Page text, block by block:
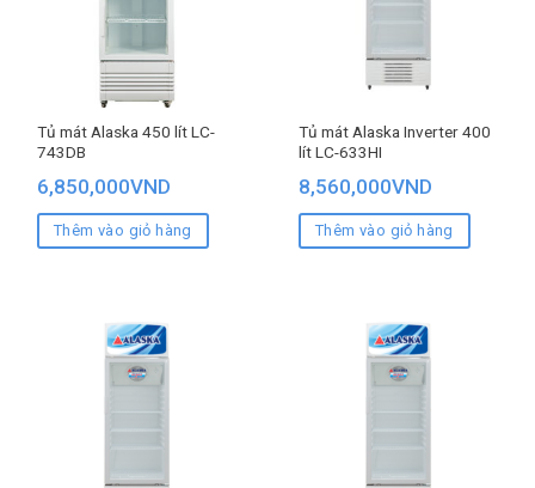
Tủ mát Alaska 450 lít LC-
743DB
6,850,000VND
Thêm vào giỏ hàng
Tủ mát Alaska Inverter 400
lít LC-633HI
8,560,000VND
Thêm vào giỏ hàng